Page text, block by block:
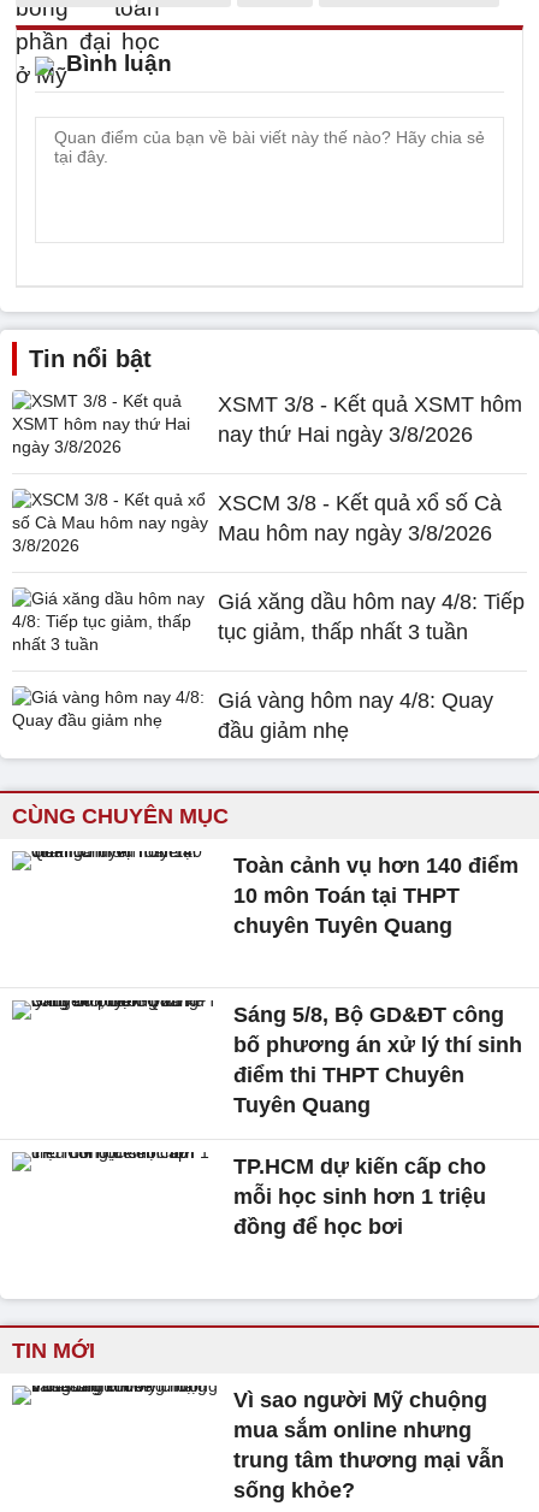
Bình luận
Tin nổi bật
XSMT 3/8 - Kết quả XSMT hôm
nay thứ Hai ngày 3/8/2026
XSCM 3/8 - Kết quả xổ số Cà
Mau hôm nay ngày 3/8/2026
Giá xăng dầu hôm nay 4/8: Tiếp
tục giảm, thấp nhất 3 tuần
Giá vàng hôm nay 4/8: Quay
đầu giảm nhẹ
CÙNG CHUYÊN MỤC
Toàn cảnh vụ hơn 140 điểm
10 môn Toán tại THPT
chuyên Tuyên Quang
Sáng 5/8, Bộ GD&ĐT công
bố phương án xử lý thí sinh
điểm thi THPT Chuyên
Tuyên Quang
TP.HCM dự kiến cấp cho
mỗi học sinh hơn 1 triệu
đồng để học bơi
TIN MỚI
Vì sao người Mỹ chuộng
mua sắm online nhưng
trung tâm thương mại vẫn
sống khỏe?